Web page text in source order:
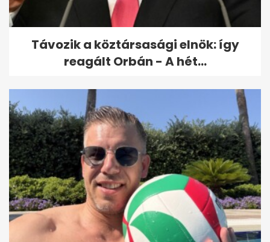
Távozik a köztársasági elnök: így
reagált Orbán - A hét...